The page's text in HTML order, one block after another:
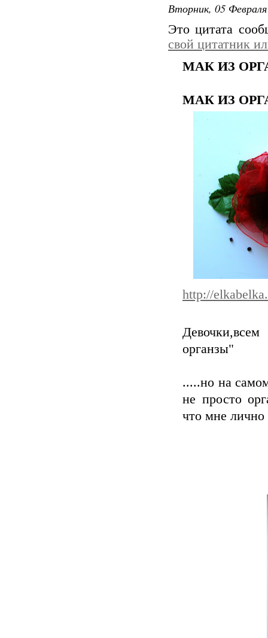
Вторник, 05
Это цитата
свой цитатник
МАК ИЗ
МАК ИЗ
http://
органзы"
.....но на
не просто
что мне лично